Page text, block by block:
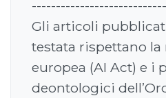
Gli articoli
testata rispettano
europea (AI Act) e i
deontologici